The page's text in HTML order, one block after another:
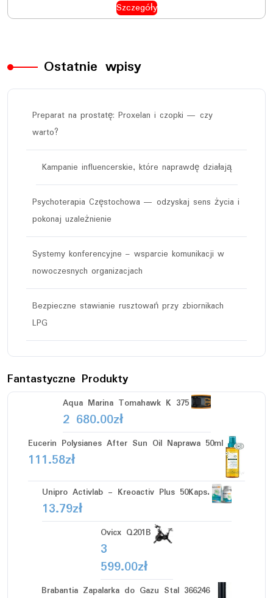
Szczegóły
Ostatnie wpisy
Preparat na prostatę: Proxelan i czopki — czy
warto?
Kampanie influencerskie, które naprawdę działają
Psychoterapia Częstochowa — odzyskaj sens życia i
pokonaj uzależnienie
Systemy konferencyjne – wsparcie komunikacji w
nowoczesnych organizacjach
Bezpieczne stawianie rusztowań przy zbiornikach
LPG
Fantastyczne Produkty
Aqua Marina Tomahawk K 375
2 680.00zł
Eucerin Polysianes After Sun Oil Naprawa 50ml
111.58zł
Unipro Activlab - Kreoactiv Plus 50Kaps.
13.79zł
Ovicx Q201B
3
599.00zł
Brabantia Zapalarka do Gazu Stal 366246